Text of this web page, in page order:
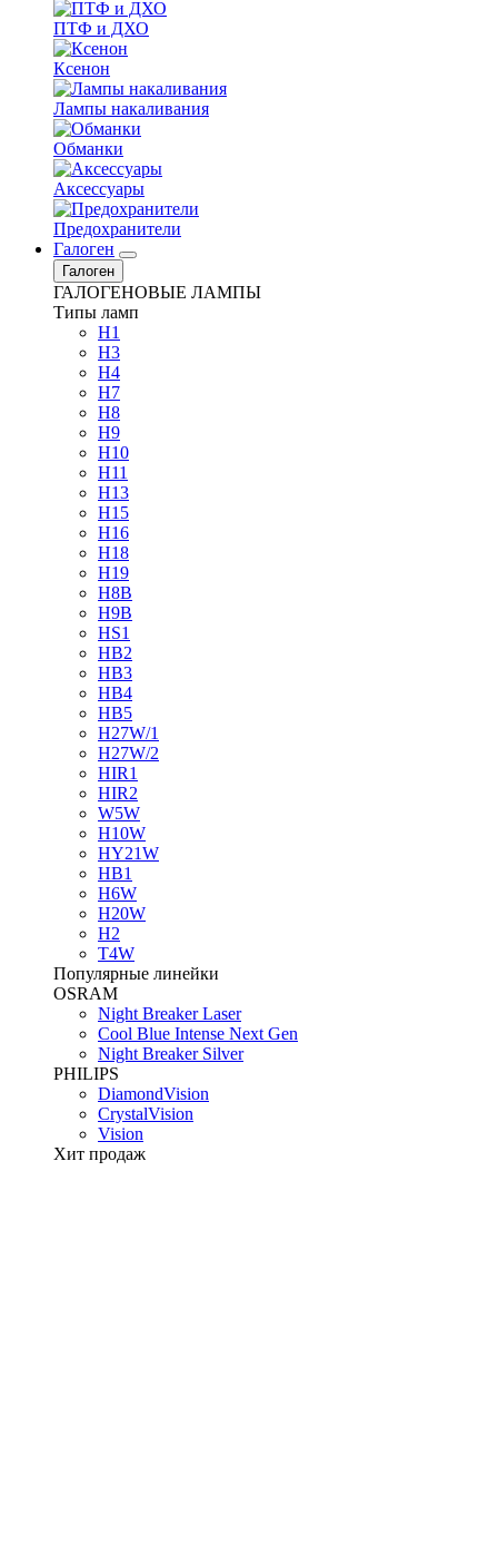
ПТФ и ДХО
Ксенон
Лампы накаливания
Обманки
Аксессуары
Предохранители
Галоген
Галоген
ГАЛОГЕНОВЫЕ ЛАМПЫ
Типы ламп
H1
H3
H4
H7
H8
H9
H10
H11
H13
H15
H16
H18
H19
H8B
H9B
HS1
HB2
HB3
HB4
HB5
H27W/1
H27W/2
HIR1
HIR2
W5W
H10W
HY21W
HB1
H6W
H20W
H2
T4W
Популярные линейки
OSRAM
Night Breaker Laser
Cool Blue Intense Next Gen
Night Breaker Silver
PHILIPS
DiamondVision
CrystalVision
Vision
Хит продаж